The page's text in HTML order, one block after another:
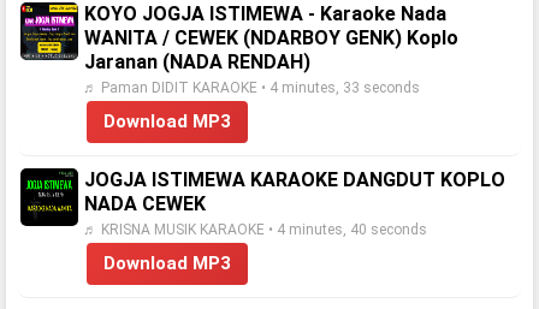
KOYO JOGJA ISTIMEWA - Karaoke Nada
WANITA / CEWEK (NDARBOY GENK) Koplo
Jaranan (NADA RENDAH)
♬ Paman DIDIT KARAOKE • 4 minutes, 33 seconds
Download MP3
JOGJA ISTIMEWA KARAOKE DANGDUT KOPLO
NADA CEWEK
♬ KRISNA MUSIK KARAOKE • 4 minutes, 40 seconds
Download MP3